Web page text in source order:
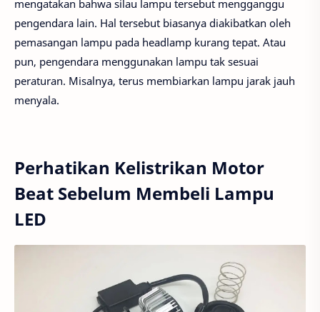
mengatakan bahwa silau lampu tersebut mengganggu
pengendara lain. Hal tersebut biasanya diakibatkan oleh
pemasangan lampu pada headlamp kurang tepat. Atau
pun, pengendara menggunakan lampu tak sesuai
peraturan. Misalnya, terus membiarkan lampu jarak jauh
menyala.
Perhatikan Kelistrikan Motor
Beat Sebelum Membeli Lampu
LED